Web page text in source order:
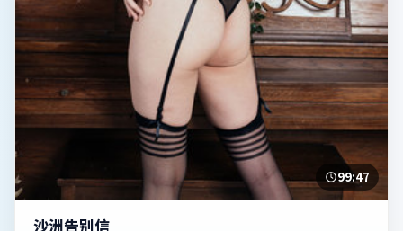
99:47
沙洲告别信